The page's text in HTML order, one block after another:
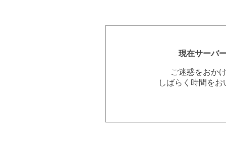
現在サーバ
ご迷惑をおか
しばらく時間を